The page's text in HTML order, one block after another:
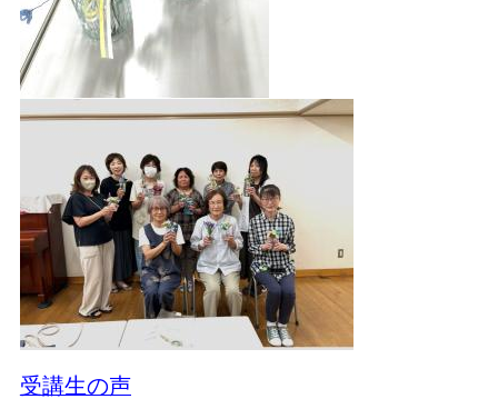
受講生の声